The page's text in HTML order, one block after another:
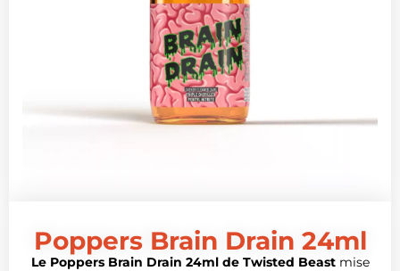
Poppers Brain Drain 24ml
Le Poppers Brain Drain 24ml de Twisted Beastmise